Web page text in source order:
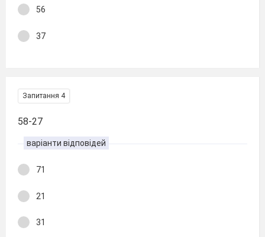
56
37
Запитання 4
58-27
варіанти відповідей
71
21
31